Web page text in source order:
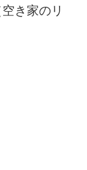
き家のリ